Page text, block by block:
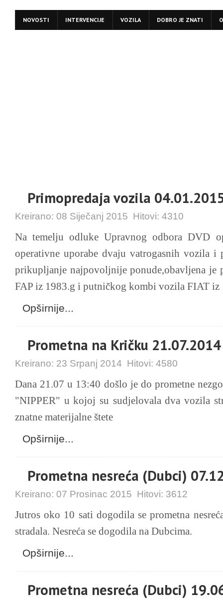
NOVOSTI INTERVENCIJE VOZILA DOBRO JE ZNATI
Primopredaja vozila
Kreirano: 08 Siječanj 2015 Hitovi: 4310
Na temelju odluke Upravnog odbora DVD
operativne uporabe dvaju vatrogasnih vozila i
prikupljanje najpovoljnije ponude,obavljena je
FAP iz 1983.g i putničkog kombi vozila FIAT iz
Opširnije...
Prometna na Kričku 21.07.2014
Kreirano: 23 Srpanj 2014 Hitovi: 4580
Dana 21.07 u 13:40 došlo je do prometne
"NIPPER" u kojoj su sudjelovala dva vozila
znatne materijalne štete
Opširnije...
Prometna nesreća (Dubci)
Kreirano: 07 Prosinac 2015 Hitovi: 3612
Jutros oko 10 sati dogodila se prometna
stradala. Nesreća se dogodila na Dubcima.
Opširnije...
Prometna nesreća (Dubci)